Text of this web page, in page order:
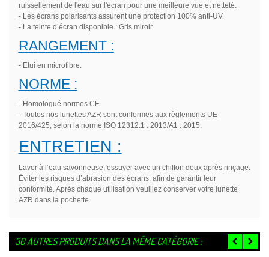
ruissellement de l'eau sur l'écran pour une meilleure vue et netteté.
- Les écrans polarisants assurent une protection 100% anti-UV.
- La teinte d’écran disponible : Gris miroir
RANGEMENT :
- Etui en microfibre.
NORME :
- Homologué normes CE
- Toutes nos lunettes AZR sont conformes aux règlements UE
2016/425, selon la norme ISO 12312.1 : 2013/A1 : 2015.
ENTRETIEN :
Laver à l’eau savonneuse, essuyer avec un chiffon doux après rinçage.
Éviter les risques d’abrasion des écrans, afin de garantir leur
conformité. Après chaque utilisation veuillez conserver votre lunette
AZR dans la pochette.
30 AUTRES PRODUITS DANS LA MÊME CATÉGORIE :